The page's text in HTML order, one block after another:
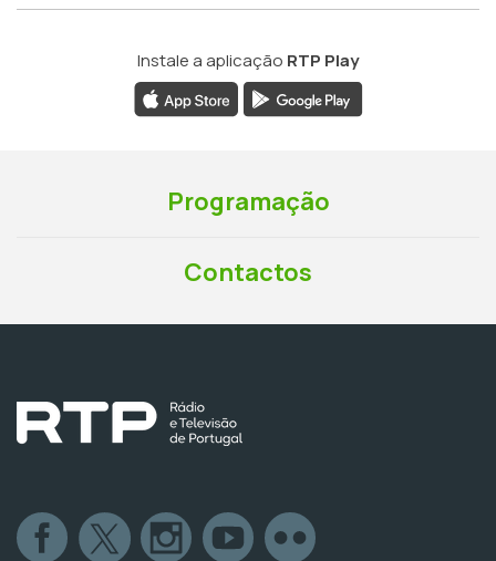
Instale a aplicação RTP Play
Programação
Contactos